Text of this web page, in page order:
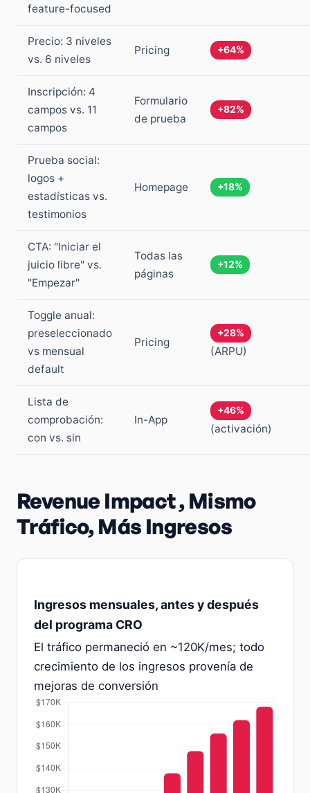
feature-focused
Precio: 3 niveles
vs. 6 niveles
Pricing +64%
Inscripción: 4
campos vs. 11
campos
Formulario
de prueba
+82%
Prueba social:
logos +
estadísticas vs.
testimonios
Homepage +18%
CTA: "Iniciar el
juicio libre" vs.
"Empezar"
Todas las
páginas
+12%
Toggle anual:
preseleccionado
vs mensual
default
Pricing
+28%
(ARPU)
Lista de
comprobación:
con vs. sin
In-App
+46%
(activación)
Revenue Impact , Mismo
Tráfico, Más Ingresos
Ingresos mensuales, antes y después
del programa CRO
El tráfico permaneció en ~120K/mes; todo
crecimiento de los ingresos provenía de
mejoras de conversión